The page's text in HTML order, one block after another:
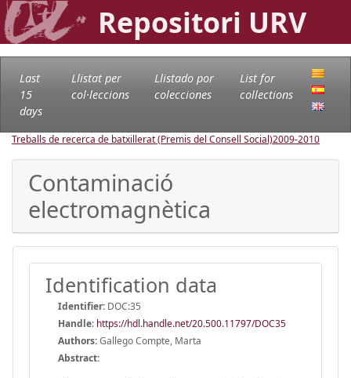
Repositori URV
Last
15
days
Llistat per
col·leccions
Llistado por
colecciones
List for
collections
Treballs de recerca de batxillerat (Premis del Consell Social)2009-2010
Contaminació
electromagnètica
Identification data
Identifier: DOC:35
Handle: https://hdl.handle.net/20.500.11797/DOC35
Authors:Gallego Compte, Marta
Abstract: